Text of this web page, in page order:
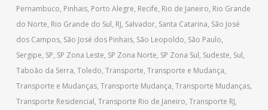
Pernambuco, Pinhais, Porto Alegre, Recife, Rio de Janeiro, Rio Grande
do Norte, Rio Grande do Sul, RJ, Salvador, Santa Catarina, São José
dos Campos, São José dos Pinhais, São Leopoldo, São Paulo,
Sergipe, SP, SP Zona Leste, SP Zona Norte, SP Zona Sul, Sudeste, Sul,
Taboão da Serra, Toledo, Transporte, Transporte e Mudança,
Transporte e Mudanças, Transporte Mudança, Transporte Mudanças,
Transporte Residencial, Transporte Rio de Janeiro, Transporte RJ,